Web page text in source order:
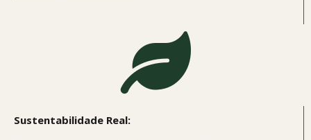
Sustentabilidade Real: